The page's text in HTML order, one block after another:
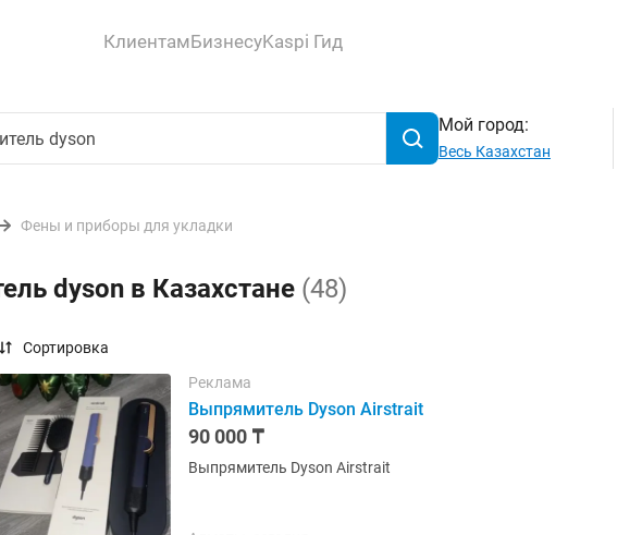
КлиентамБизнесуKaspi Гид
Мой город:
Весь Казахстан
Фены и приборы для укладки
dyson в Казахстане (48)
Сортировка
Реклама
Выпрямитель Dyson Airstrait
90 000 ₸
Выпрямитель Dyson Airstrait